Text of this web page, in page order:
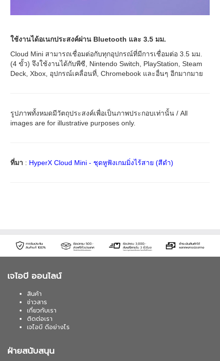
ใช้งานได้อเนกประสงค์ผ่าน Bluetooth และ 3.5 มม.
Cloud Mini สามารถเชื่อมต่อกับทุกอุปกรณ์ที่มีการเชื่อมต่อ 3.5 มม.
(4 ขั้ว) จึงใช้งานได้กับพีซี, Nintendo Switch, PlayStation, Steam
Deck, Xbox, อุปกรณ์เคลื่อนที่, Chromebook และอื่นๆ อีกมากมาย
รูปภาพทั้งหมดมีวัตถุประสงค์เพื่อเป็นภาพประกอบเท่านั้น / All
images are for illustrative purposes only.
ที่มา : HyperX Cloud Mini - ชุดหูฟังเกมมิ่งไร้สาย (สีดำ)
เจไอบี ออนไลน์
สินค้า
ข่าวสาร
เกี่ยวกับเรา
ติดต่อเรา
เจไอบี ดีอย่างไร
ฝ่ายสนับสนุน